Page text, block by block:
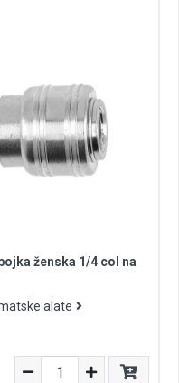
ženska 1/4 col na
alate